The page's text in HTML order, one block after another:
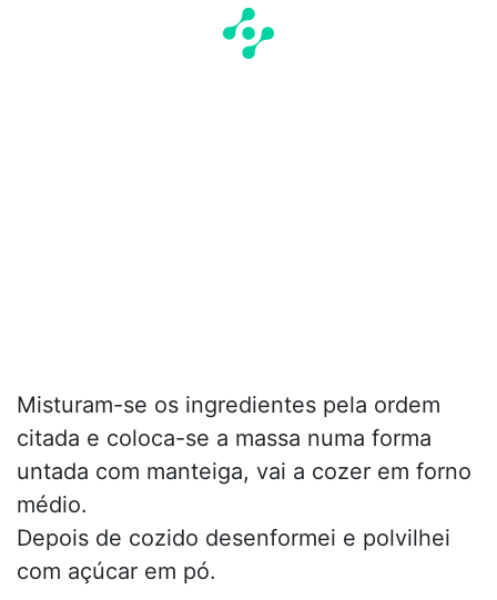
Misturam-se os ingredientes pela ordem
citada e coloca-se a massa numa forma
untada com manteiga, vai a cozer em forno
médio.
Depois de cozido desenformei e polvilhei
com açúcar em pó.